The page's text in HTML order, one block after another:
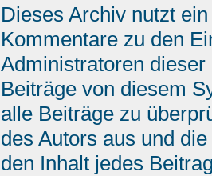
Dieses Archiv nutzt
Kommentare zu den
Administratoren
Beiträge von diesem
alle Beiträge zu
des Autors aus und
den Inhalt jedes